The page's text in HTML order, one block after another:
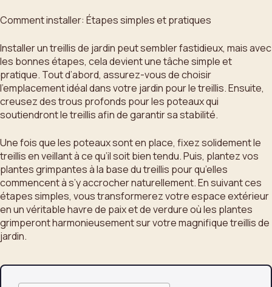
Comment installer: Étapes simples et pratiques
Installer un treillis de jardin peut sembler fastidieux, mais avec
les bonnes étapes, cela devient une tâche simple et
pratique. Tout d’abord, assurez-vous de choisir
l’emplacement idéal dans votre jardin pour le treillis. Ensuite,
creusez des trous profonds pour les poteaux qui
soutiendront le treillis afin de garantir sa stabilité.
Une fois que les poteaux sont en place, fixez solidement le
treillis en veillant à ce qu’il soit bien tendu. Puis, plantez vos
plantes grimpantes à la base du treillis pour qu’elles
commencent à s’y accrocher naturellement. En suivant ces
étapes simples, vous transformerez votre espace extérieur
en un véritable havre de paix et de verdure où les plantes
grimperont harmonieusement sur votre magnifique treillis de
jardin.